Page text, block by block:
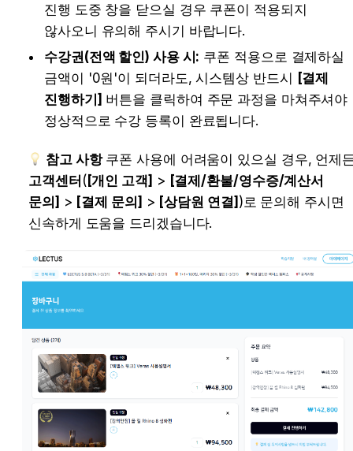
진행 도중 창을 닫으실 경우 쿠폰이 적용되지
않사오니 유의해 주시기 바랍니다.
수강권(전액 할인) 사용 시: 쿠폰 적용으로 결제하실
금액이 '0원'이 되더라도, 시스템상 반드시 [결제
진행하기] 버튼을 클릭하여 주문 과정을 마쳐주셔야
정상적으로 수강 등록이 완료됩니다.
참고 사항
쿠폰 사용에 어려움이 있으실 경우, 언제
고객센터
[개인 고객] > [결제/환불/영수증/계산서 문
의]
> [결제 문의] > [상담원 연결] )로 문의해 주시면 신
속하게 도움을 드리겠습니다.